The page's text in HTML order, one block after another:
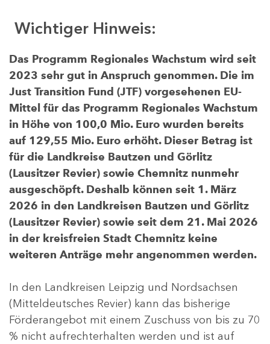
Wichtiger Hinweis:
Das Programm Regionales Wachstum wird seit
2023 sehr gut in Anspruch genommen. Die im
Just Transition Fund (JTF) vorgesehenen EU-
Mittel für das Programm Regionales Wachstum
in Höhe von 100,0 Mio. Euro wurden bereits
auf 129,55 Mio. Euro erhöht. Dieser Betrag ist
für die Landkreise Bautzen und Görlitz
(Lausitzer Revier) sowie Chemnitz nunmehr
ausgeschöpft. Deshalb können seit 1. März
2026 in den Landkreisen Bautzen und Görlitz
(Lausitzer Revier) sowie seit dem 21. Mai 2026
in der kreisfreien Stadt Chemnitz keine
weiteren Anträge mehr angenommen werden.
In den Landkreisen Leipzig und Nordsachsen
(Mitteldeutsches Revier) kann das bisherige
Förderangebot mit einem Zuschuss von bis zu 70
% nicht aufrechterhalten werden und ist auf